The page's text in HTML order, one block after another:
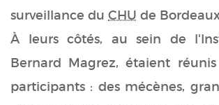
surveillance du CHU de
À leurs côtés, au sein de
Bernard Magrez, étaient
participants : des mécènes,